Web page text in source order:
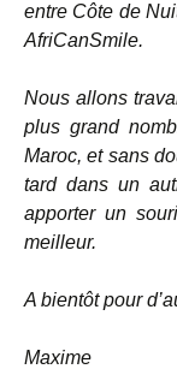
entre Côte de
AfriCanSmile.
Nous allons
plus grand
Maroc, et sans
tard dans un
apporter un
meilleur.
A bientôt pour
Maxime